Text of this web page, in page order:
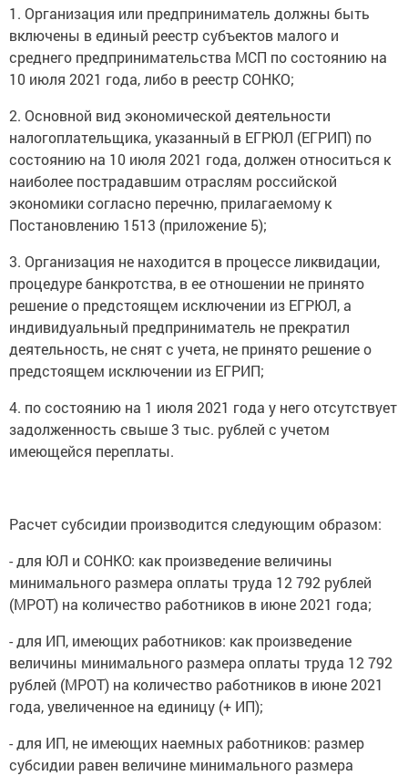
1. Организация или предприниматель должны быть
включены в единый реестр субъектов малого и
среднего предпринимательства МСП по состоянию на
10 июля 2021 года, либо в реестр СОНКО;
2. Основной вид экономической деятельности
налогоплательщика, указанный в ЕГРЮЛ (ЕГРИП) по
состоянию на 10 июля 2021 года, должен относиться к
наиболее пострадавшим отраслям российской
экономики согласно перечню, прилагаемому к
Постановлению 1513 (приложение 5);
3. Организация не находится в процессе ликвидации,
процедуре банкротства, в ее отношении не принято
решение о предстоящем исключении из ЕГРЮЛ, а
индивидуальный предприниматель не прекратил
деятельность, не снят с учета, не принято решение о
предстоящем исключении из ЕГРИП;
4. по состоянию на 1 июля 2021 года у него отсутствует
задолженность свыше 3 тыс. рублей с учетом
имеющейся переплаты.
Расчет субсидии производится следующим образом:
- для ЮЛ и СОНКО: как произведение величины
минимального размера оплаты труда 12 792 рублей
(МРОТ) на количество работников в июне 2021 года;
- для ИП, имеющих работников: как произведение
величины минимального размера оплаты труда 12 792
рублей (МРОТ) на количество работников в июне 2021
года, увеличенное на единицу (+ ИП);
- для ИП, не имеющих наемных работников: размер
субсидии равен величине минимального размера